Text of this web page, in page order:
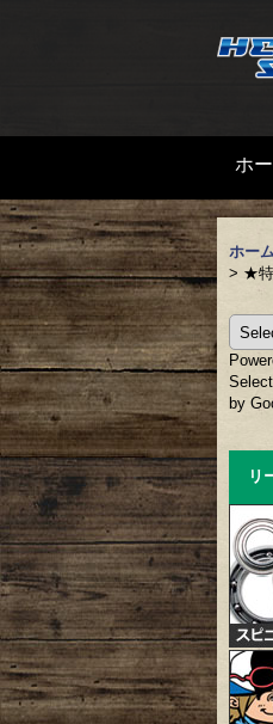
ホ
ホー
> ★特
by
リ